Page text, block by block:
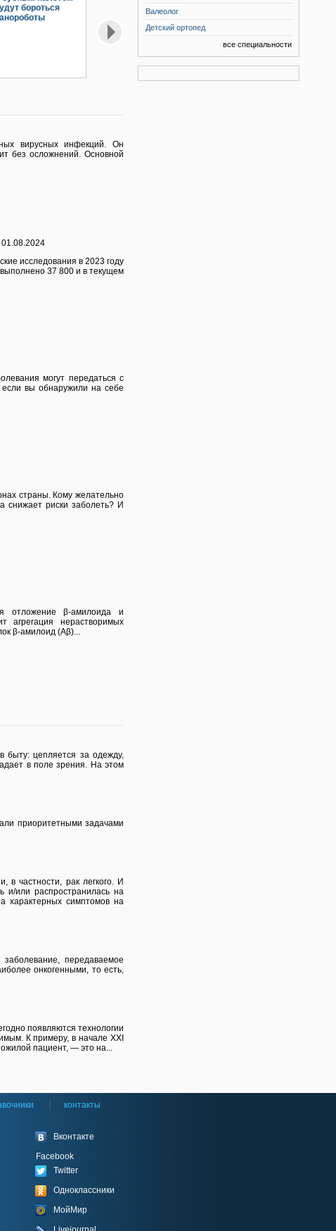
бороться
вирусных инфекций. Он
без осложнений. Основной
01.08.2024
исследования в 2023 году
37 800 и в текущем
могут передаться с
если вы обнаружили на себе
страны. Кому желательно
снижает риски заболеть? И
отложение β-амилоида и
нерастворимых
β-амилоид (Аβ)...
цепляется за одежду,
в поле зрения. На этом
приоритетными задачами
в частности, рак легкого. И
и/или распространилась на
характерных симптомов на
передаваемое
онкогенными, то есть,
появляются технологии
К примеру, в начале XXI
пациент, — это на...
Валеолог
Детский ортопед
все специальности
контакты
Вконтакте
Facebook
Twitter
Одноклассники
МойМир